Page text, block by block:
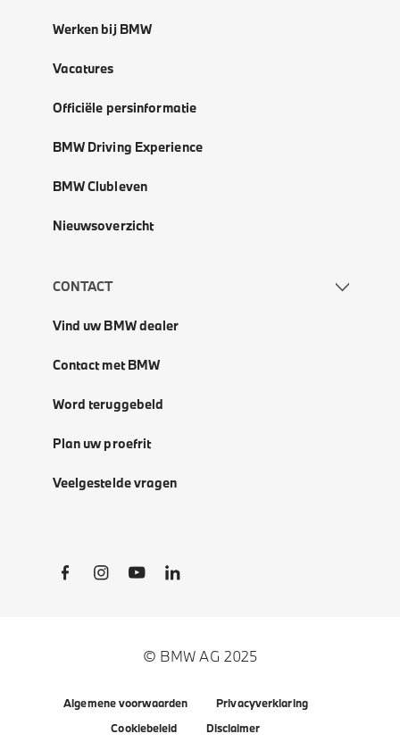
Werken bij BMW
Vacatures
Officiële persinformatie
BMW Driving Experience
BMW Clubleven
Nieuwsoverzicht
CONTACT
Vind uw BMW dealer
Contact met BMW
Word teruggebeld
Plan uw proefrit
Veelgestelde vragen
Social Links
© BMW AG 2025
Algemene voorwaarden
Privacyverklaring
Cookiebeleid
Disclaimer